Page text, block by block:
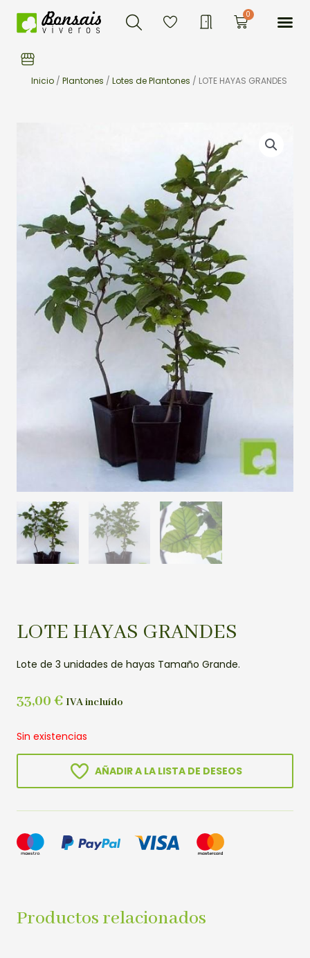
Buscar 0Carrito
Inicio / Plantones / Lotes de Plantones / LOTE HAYAS GRANDES
LOTE HAYAS GRANDES
Lote de 3 unidades de hayas Tamaño Grande.
33,00 € IVA incluído
Sin existencias
AÑADIR A LA LISTA DE DESEOS
Productos relacionados